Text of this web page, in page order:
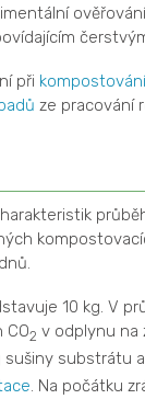
při kompostování
ze pracování
10 kg. V
2 v odplynu na
sušiny substrátu
. Na počátku